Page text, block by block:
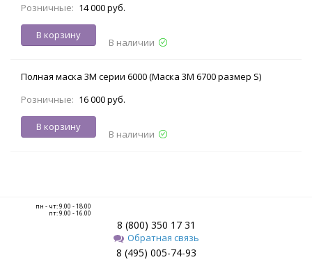
Розничные: 14 000 руб.
В корзину
В наличии
Полная маска 3М серии 6000 (Маска 3M 6700 размер S)
Розничные: 16 000 руб.
В корзину
В наличии
пн - чт: 9.00 - 18.00
пт: 9.00 - 16.00
8 (800) 350 17 31
Обратная связь
8 (495) 005-74-93